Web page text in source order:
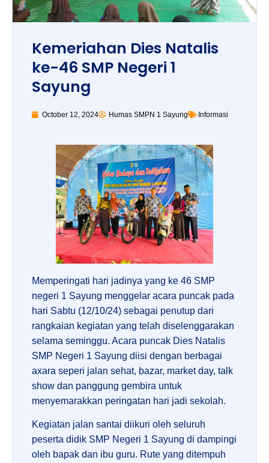
Kemeriahan Dies Natalis
ke-46 SMP Negeri 1
Sayung
October 12, 2024 Humas SMPN 1 Sayung Informasi
Memperingati hari jadinya yang ke 46 SMP
negeri 1 Sayung menggelar acara puncak pada
hari Sabtu (12/10/24) sebagai penutup dari
rangkaian kegiatan yang telah diselenggarakan
selama seminggu. Acara puncak Dies Natalis
SMP Negeri 1 Sayung diisi dengan berbagai
axara seperi jalan sehat, bazar, market day, talk
show dan panggung gembira untuk
menyemarakkan peringatan hari jadi sekolah.
Kegiatan jalan santai diikuri oleh seluruh
peserta didik SMP Negeri 1 Sayung di dampingi
oleh bapak dan ibu guru. Rute yang ditempuh